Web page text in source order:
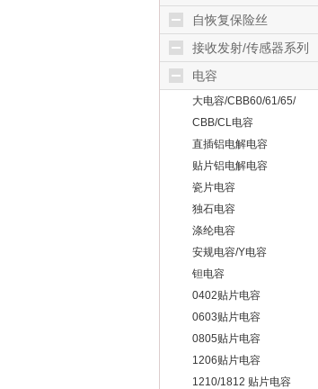
自恢复保险丝
接收发射/传感器系列
电容
大电容/CBB60/61/65/
CBB/CL电容
直插铝电解电容
贴片铝电解电容
瓷片电容
独石电容
涤纶电容
安规电容/Y电容
钽电容
0402贴片电容
0603贴片电容
0805贴片电容
1206贴片电容
1210/1812 贴片电容